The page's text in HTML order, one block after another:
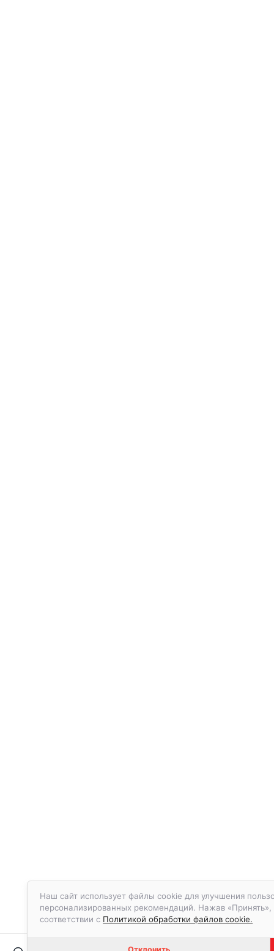
Наш сайт использует файлы cookie для улучшения
персонализированных рекомендаций. Нажав
соответствии с Политикой обработки файлов cookie.